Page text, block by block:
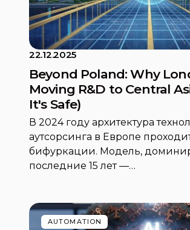
22.12.2025
Beyond Poland: Why
Moving R&D to Central
It's Safe)
В 2024 году архитектура
аутсорсинга в Европе
бифуркации. Модель,
последние 15 лет —…
AUTOMATION